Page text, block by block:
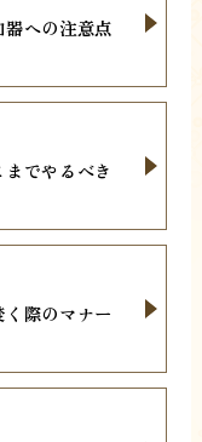
への注意点
でやるべき
際のマナー